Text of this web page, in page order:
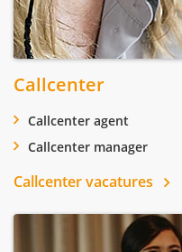
Callcenter
Callcenter agent
Callcenter manager
Callcenter vacatures